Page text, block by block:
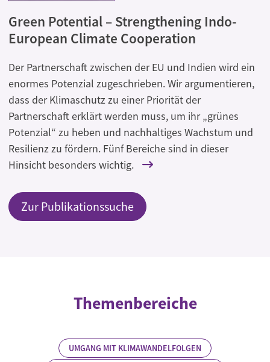
Green Potential – Strengthening Indo-
European Climate Cooperation
Der Partnerschaft zwischen der EU und Indien wird ein
enormes Potenzial zugeschrieben. Wir argumentieren,
dass der Klimaschutz zu einer Priorität der
Partnerschaft erklärt werden muss, um ihr „grünes
Potenzial“ zu heben und nachhaltiges Wachstum und
Resilienz zu fördern. Fünf Bereiche sind in dieser
Hinsicht besonders wichtig.
Zur Publikationssuche
Themenbereiche
UMGANG MIT KLIMAWANDELFOLGEN